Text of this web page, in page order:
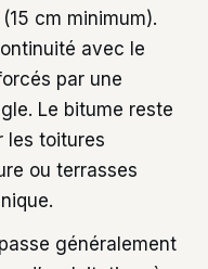
cm minimum).
avec le
par une
Le bitume reste
les toitures
ou terrasses
généralement